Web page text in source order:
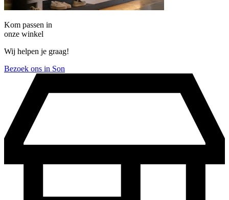
Kom passen in
onze winkel
Wij helpen je graag!
Bezoek ons in Son